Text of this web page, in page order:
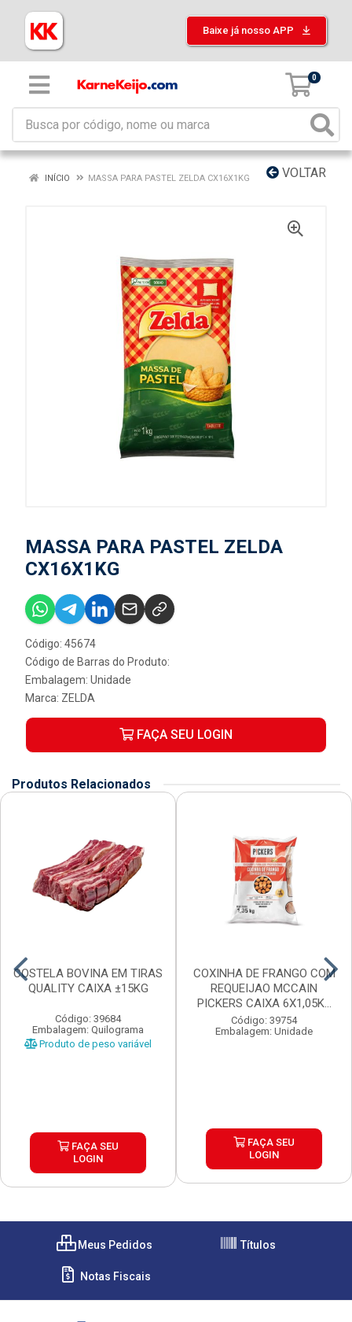
Baixe já nosso APP
0
VOLTAR
INÍCIO MASSA PARA PASTEL ZELDA CX16X1KG
MASSA PARA PASTEL ZELDA
CX16X1KG
Código: 45674
Código de Barras do Produto:
Embalagem: Unidade
Marca: ZELDA
FAÇA SEU LOGIN
Produtos Relacionados
COSTELA BOVINA EM TIRAS
QUALITY CAIXA ±15KG
Código: 39684
Embalagem: Quilograma
Produto de peso variável
FAÇA SEU
LOGIN
COXINHA DE FRANGO COM
REQUEIJAO MCCAIN
PICKERS CAIXA 6X1,05K...
Código: 39754
Embalagem: Unidade
FAÇA SEU
LOGIN
Meus Pedidos Títulos
Notas Fiscais